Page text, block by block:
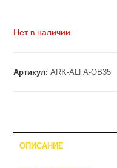
Нет в наличии
Артикул:ARK-ALFA-OB35
ОПИСАНИЕ